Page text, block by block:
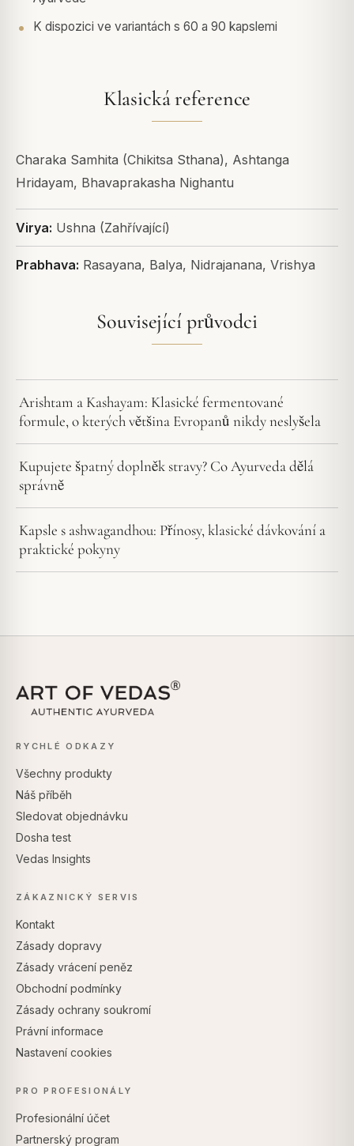
K dispozici ve variantách s 60 a 90 kapslemi
Klasická reference
Charaka Samhita (Chikitsa Sthana), Ashtanga
Hridayam, Bhavaprakasha Nighantu
Virya: Ushna (Zahřívající)
Prabhava: Rasayana, Balya, Nidrajanana, Vrishya
Související průvodci
Arishtam a Kashayam: Klasické fermentované
formule, o kterých většina Evropanů nikdy neslyšela
Kupujete špatný doplněk stravy? Co Ayurveda dělá
správně
Kapsle s ashwagandhou: Přínosy, klasické dávkování a
praktické pokyny
RYCHLÉ ODKAZY
Všechny produkty
Náš příběh
Sledovat objednávku
Dosha test
Vedas Insights
ZÁKAZNICKÝ SERVIS
Kontakt
Zásady dopravy
Zásady vrácení peněz
Obchodní podmínky
Zásady ochrany soukromí
Právní informace
Nastavení cookies
PRO PROFESIONÁLY
Profesionální účet
Partnerský program